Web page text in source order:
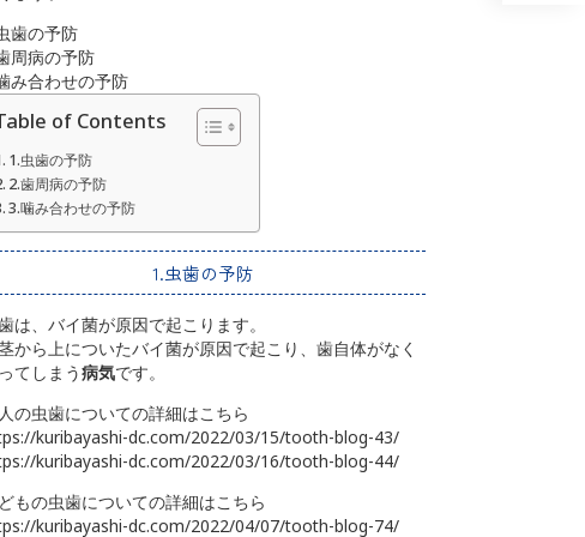
歯の予防
周病の予防
み合わせの予防
of Contents
1.虫歯の予防
2.歯周病の予防
3.噛み合わせの予防
1.虫歯の予防
は、バイ菌が原因で起こります。
から上についたバイ菌が原因で起こり、歯自体がなく
てしまう病気です。
の虫歯についての詳細はこちら
kuribayashi-dc.com/2022/03/15/tooth-blog-43/
kuribayashi-dc.com/2022/03/16/tooth-blog-44/
もの虫歯についての詳細はこちら
kuribayashi-dc.com/2022/04/07/tooth-blog-74/